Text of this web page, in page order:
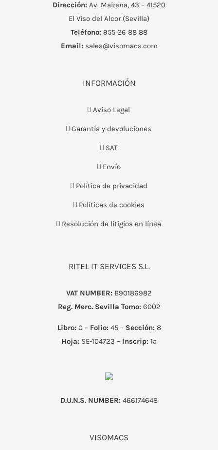
Dirección: Av. Mairena, 43 – 41520
El Viso del Alcor (Sevilla)
Teléfono: 955 26 88 88
Email:sales@visomacs.com
INFORMACIÓN
Aviso Legal
Garantía y devoluciones
SAT
Envío
Política de privacidad
Políticas de cookies
Resolución de litigios en línea
RITEL IT SERVICES S.L.
VAT NUMBER: B90186982
Reg. Merc. Sevilla Tomo:6002
Libro:0 – Folio:45 – Sección:8
Hoja: SE-104723 – Inscrip: 1ª
D.U.N.S. NUMBER: 466174648
VISOMACS